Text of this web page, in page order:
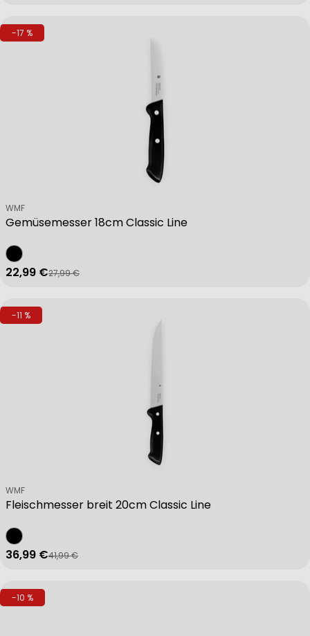
-17 %
Gemüsemesser 18cm Classic Line
Verkäufer:
WMF
Verkaufspreis
22,99 €
Regulärer Preis
27,99 €
-11 %
Fleischmesser breit 20cm Classic Line
Verkäufer:
WMF
Verkaufspreis
36,99 €
Regulärer Preis
41,99 €
-10 %